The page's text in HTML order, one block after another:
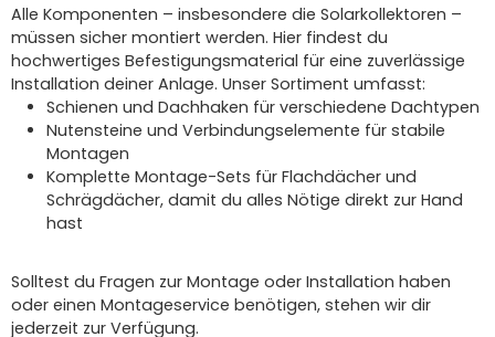
Alle Komponenten – insbesondere die Solarkollektoren –
müssen sicher montiert werden. Hier findest du
hochwertiges Befestigungsmaterial für eine zuverlässige
Installation deiner Anlage. Unser Sortiment umfasst:
Schienen und Dachhaken für verschiedene Dachtypen
Nutensteine und Verbindungselemente für stabile
Montagen
Komplette Montage-Sets für Flachdächer und
Schrägdächer, damit du alles Nötige direkt zur Hand
hast
Solltest du Fragen zur Montage oder Installation haben
oder einen Montageservice benötigen, stehen wir dir
jederzeit zur Verfügung.